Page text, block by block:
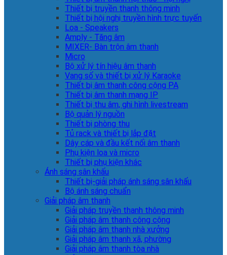
Thiết bị truyền thanh thông minh
Thiết bị hội nghị truyền hình trực tuyến
Loa - Speakers
Amply - Tăng âm
MIXER- Bàn trộn âm thanh
Micro
Bộ xử lý tín hiệu âm thanh
Vang số và thiết bị xử lý Karaoke
Thiết bị âm thanh công cộng PA
Thiết bị âm thanh mạng IP
Thiết bị thu âm, ghi hình livestream
Bộ quản lý nguồn
Thiết bị phòng thu
Tủ rack và thiết bị lắp đặt
Dây cáp và đầu kết nối âm thanh
Phụ kiện loa và micro
Thiết bị phụ kiện khác
Ánh sáng sân khấu
Thiết bị-giải pháp ánh sáng sân khấu
Bộ ánh sáng chuẩn
Giải pháp âm thanh
Giải pháp truyền thanh thông minh
Giải pháp âm thanh công cộng
Giải pháp âm thanh nhà xưởng
Giải pháp âm thanh xã, phường
Giải pháp âm thanh tòa nhà